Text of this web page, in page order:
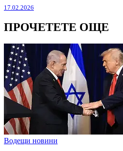
17.02.2026
ПРОЧЕТЕТЕ ОЩЕ
Водещи новини